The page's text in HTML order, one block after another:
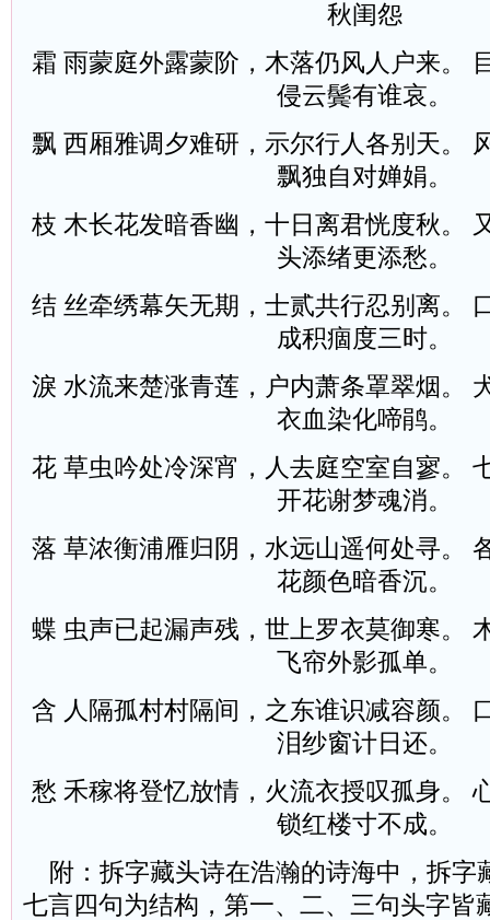
秋闺怨
霜 雨蒙庭外露蒙阶，木落仍风人户来。
侵云鬓有谁哀。
飘 西厢雅调夕难研，示尔行人各别天。
飘独自对婵娟。
枝 木长花发暗香幽，十日离君恍度秋。
头添绪更添愁。
结 丝牵绣幕矢无期，士贰共行忍别离。
成积痼度三时。
淚 水流来楚涨青莲，户内萧条罩翠烟。
衣血染化啼鹃。
花 草虫吟处冷深宵，人去庭空室自寥。
开花谢梦魂消。
落 草浓衡浦雁归阴，水远山遥何处寻。
花颜色暗香沉。
蝶 虫声已起漏声残，世上罗衣莫御寒。
飞帘外影孤单。
含 人隔孤村村隔间，之东谁识减容颜。
泪纱窗计日还。
愁 禾稼将登忆放情，火流衣授叹孤身。
锁红楼寸不成。
附：拆字藏头诗在浩瀚的诗海中，拆字
七言四句为结构，第一、二、三句头字皆